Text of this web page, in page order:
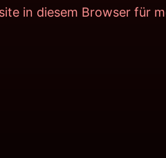
in diesem Browser für